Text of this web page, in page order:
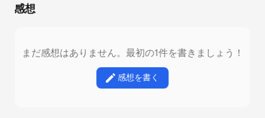
感想
まだ感想はありません。最初の1件を書きましょう！
感想を書く